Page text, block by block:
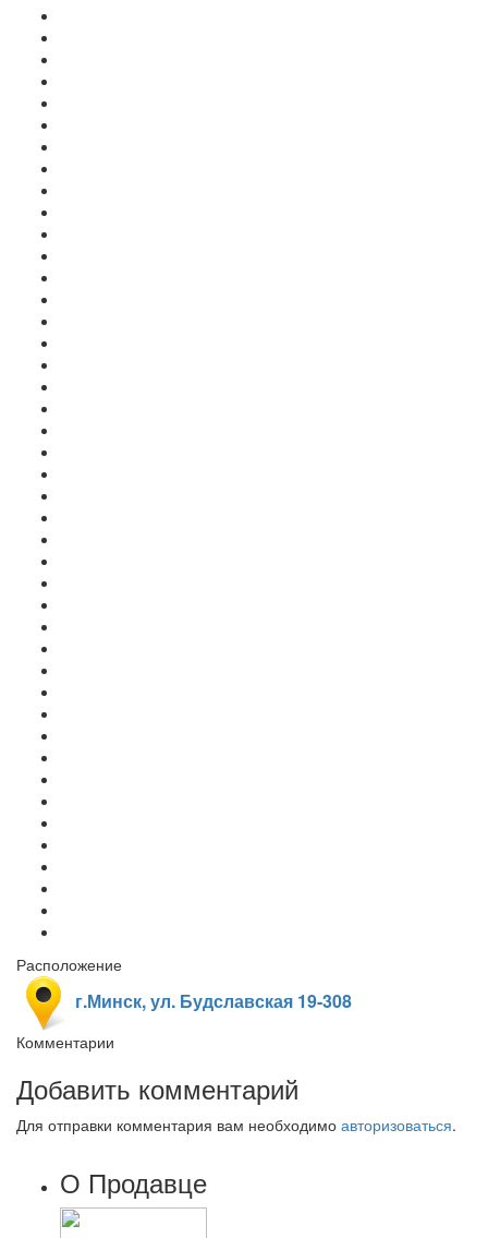
Расположение
г.Минск, ул. Будславская 19-308
Комментарии
Добавить комментарий
Для отправки комментария вам необходимо авторизоваться.
О Продавце